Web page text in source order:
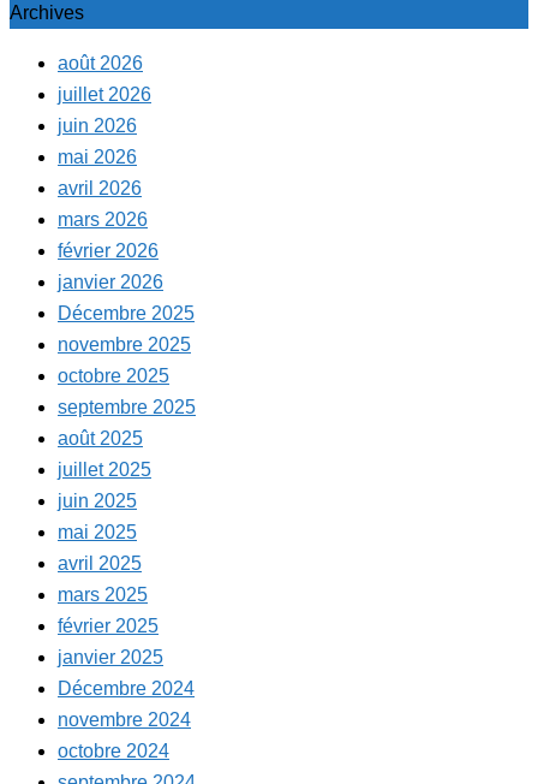
Archives
août 2026
juillet 2026
juin 2026
mai 2026
avril 2026
mars 2026
février 2026
janvier 2026
Décembre 2025
novembre 2025
octobre 2025
septembre 2025
août 2025
juillet 2025
juin 2025
mai 2025
avril 2025
mars 2025
février 2025
janvier 2025
Décembre 2024
novembre 2024
octobre 2024